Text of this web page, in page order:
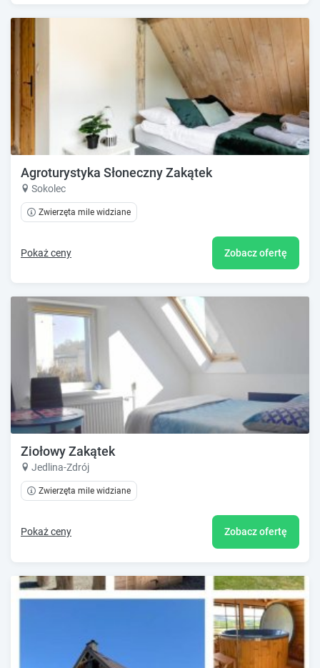
Agroturystyka Słoneczny Zakątek
Sokolec
Zwierzęta mile widziane
Pokaż ceny Zobacz ofertę
Ziołowy Zakątek
Jedlina-Zdrój
Zwierzęta mile widziane
Pokaż ceny Zobacz ofertę